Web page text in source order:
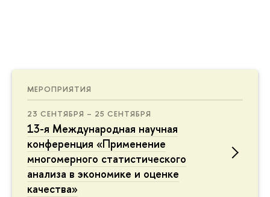
МЕРОПРИЯТИЯ
23 СЕНТЯБРЯ – 25 СЕНТЯБРЯ
13-я Международная научная
конференция «Применение
многомерного статистического
анализа в экономике и оценке
качества»